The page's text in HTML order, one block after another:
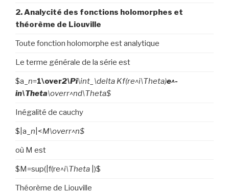
2. Analycité des fonctions holomorphes et
théorème de Liouville
Toute fonction holomorphe est analytique
Le terme générale de la série est
$a_ n=1\over2\Pi\int_ \delta Kf(re^i\Theta)e^-
in\Theta\overr^nd\Theta$
Inégalité de cauchy
$|a_ n |<M\overr^n$
où M est
$M=sup(|f(re^i\Theta |)$
Théorème de Liouville